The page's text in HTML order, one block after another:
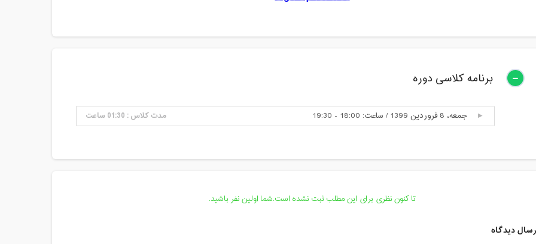
برنامه کلاسی دوره
جمعه، 8 فروردین 1399 / ساعت: 18:00 - 19:30 مدت کلاس : 01:30 ساعت
تا کنون نظری برای این مطلب ثبت نشده است.شما اولین نفر باشید.
دیدگاه